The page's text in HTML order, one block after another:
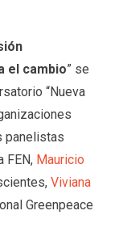
el cambio” se
“Nueva
panelistas
FEN, Mauricio
Viviana
Greenpeace